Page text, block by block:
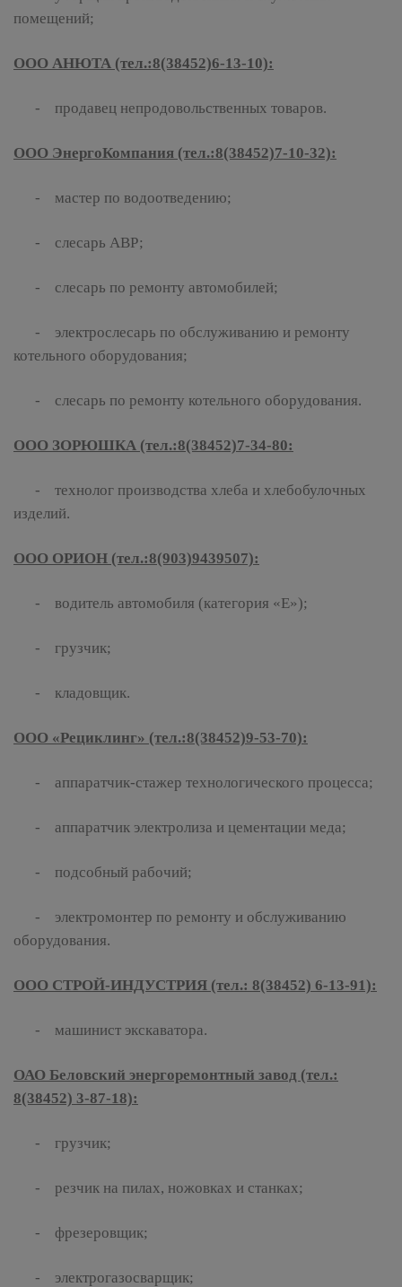
помещений;
ООО АНЮТА (тел.:8(38452)6-13-10):
- продавец непродовольственных товаров.
ООО ЭнергоКомпания (тел.:8(38452)7-10-32):
- мастер по водоотведению;
- слесарь АВР;
- слесарь по ремонту автомобилей;
- электрослесарь по обслуживанию и ремонту
котельного оборудования;
- слесарь по ремонту котельного оборудования.
ООО ЗОРЮШКА (тел.:8(38452)7-34-80:
- технолог производства хлеба и хлебобулочных
изделий.
ООО ОРИОН (тел.:8(903)9439507):
- водитель автомобиля (категория «Е»);
- грузчик;
- кладовщик.
ООО «Рециклинг» (тел.:8(38452)9-53-70):
- аппаратчик-стажер технологического процесса;
- аппаратчик электролиза и цементации меда;
- подсобный рабочий;
- электромонтер по ремонту и обслуживанию
оборудования.
ООО СТРОЙ-ИНДУСТРИЯ (тел.: 8(38452) 6-13-91):
- машинист экскаватора.
ОАО Беловский энергоремонтный завод (тел.:
8(38452) 3-87-18):
- грузчик;
- резчик на пилах, ножовках и станках;
- фрезеровщик;
- электрогазосварщик;